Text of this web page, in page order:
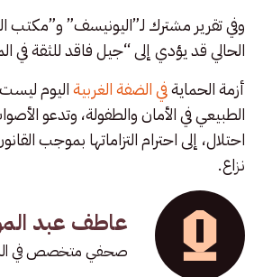
الحالي قد يؤدي إلى “جيل فاقد للثقة في
أزمة الحمايةفي الضفة الغربيةاليوم
الطبيعي في الأمان والطفولة، وتدعو
احتلال، إلى احترام التزاماتها بموجب
نزاع.
عاطف عبد
صحفي متخصص في